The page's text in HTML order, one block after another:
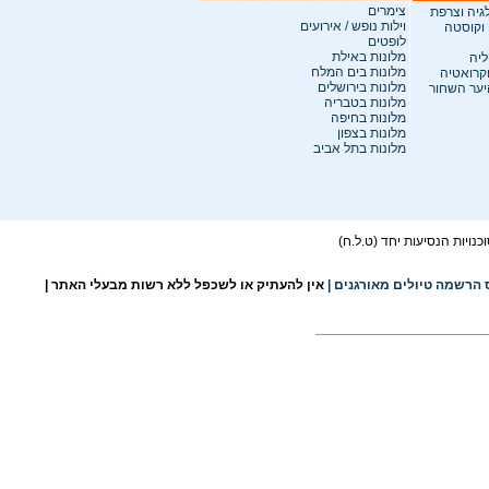
וצרפת
וקוסטה
השחור
צימרים
וילות נופש / אירועים
לופטים
מלונות באילת
מלונות בים המלח
מלונות בירושלים
מלונות בטבריה
מלונות בחיפה
מלונות בצפון
מלונות בתל אביב
הנסיעות יחד (ט.ל.ח)
הרשמה טיולים מאורגנים אין להעתיק או לשכפל ללא רשות מבעלי האתר |